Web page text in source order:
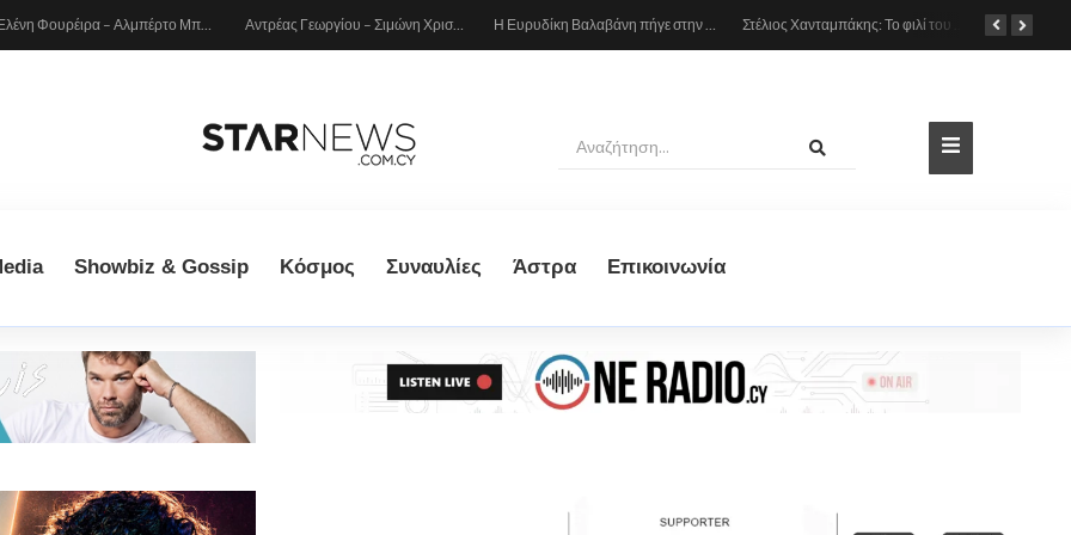
Ελένη Φουρέιρα – Αλμπέρτο Μποτία: Το οικογενειακό άλμπουμ των διακοπών τους με τον μικρό Ερμή Αντρέας Γεωργίου – Σιμώνη Χριστοδούλου: Πάρταραν στην Ίμπιζα! Η Ευρυδίκη Βαλαβάνη πήγε στην παιδική χαρά με τον γιο της, δείτε βίντεο
Showbiz & Gossip Κόσμος Συναυλίες Άστρα Eπικοινωνία